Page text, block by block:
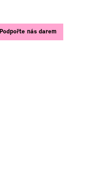
Podpořte nás darem